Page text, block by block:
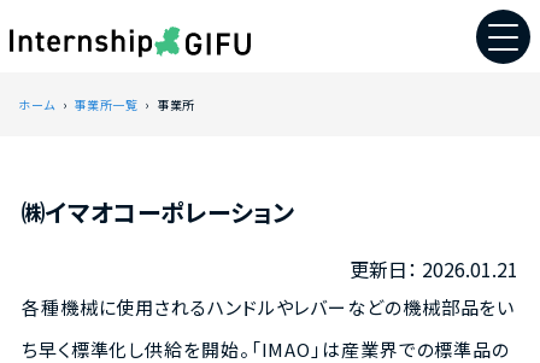
ホーム 事業所一覧 事業所
㈱イマオコーポレーション
2026.01.21
各種機械に使用されるハンドルやレバーなどの機械部品をい
ち早く標準化し供給を開始。「IMAO」は産業界での標準品の